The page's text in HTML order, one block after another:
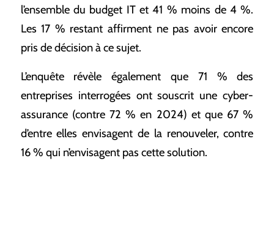
l’ensemble du budget IT et 41 % moins de 4 %.
Les 17 % restant affirment ne pas avoir encore
pris de décision à ce sujet.
L’enquête révèle également que 71 % des
entreprises interrogées ont souscrit une cyber-
assurance (contre 72 % en 2024) et que 67 %
d’entre elles envisagent de la renouveler, contre
16 % qui n’envisagent pas cette solution.